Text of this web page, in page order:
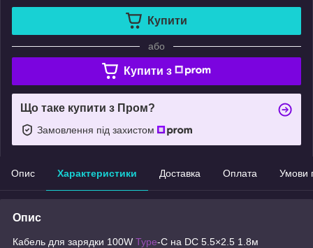
Купити
або
Купити з
Що таке купити з Пром?
Замовлення під захистом
Опис Характеристики Доставка Оплата Умови
Опис
Кабель для зарядки 100W Type-C на DC 5.5×2.5 1.8м